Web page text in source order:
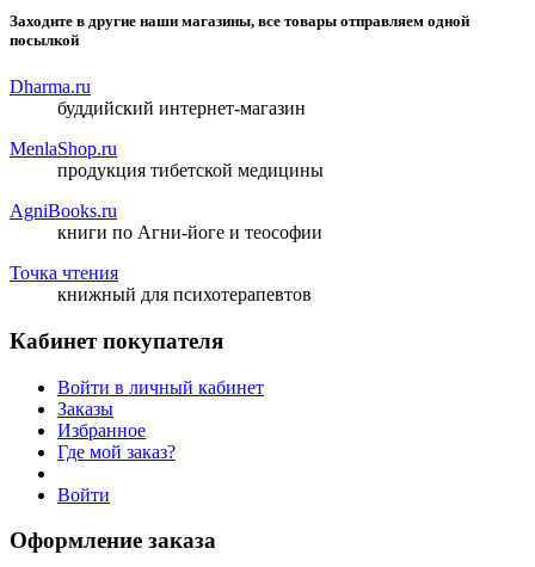
Заходите в другие наши магазины, все товары отправляем одной
посылкой
Dharma.ru
буддийский интернет-магазин
MenlaShop.ru
продукция тибетской медицины
AgniBooks.ru
книги по Агни-йоге и теософии
Точка чтения
книжный для психотерапевтов
Кабинет покупателя
Войти в личный кабинет
Заказы
Избранное
Где мой заказ?
Войти
Оформление заказа